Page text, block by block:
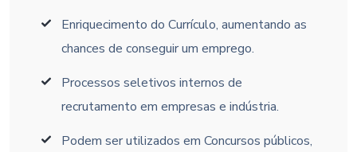
Enriquecimento do Currículo, aumentando as
chances de conseguir um emprego.
Processos seletivos internos de
recrutamento em empresas e indústria.
Podem ser utilizados em Concursos públicos,